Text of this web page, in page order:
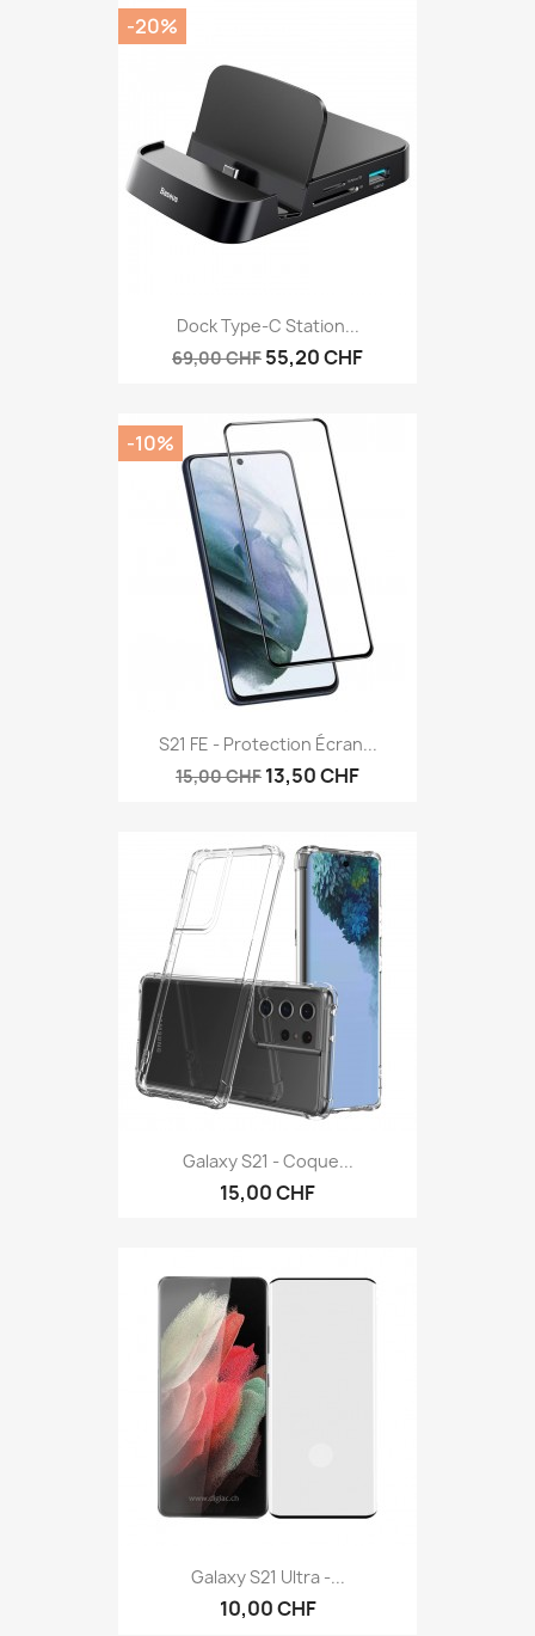
Dock Type-C Station...
69,00 CHF 55,20 CHF
-20%
S21 FE - Protection Écran...
15,00 CHF 13,50 CHF
-10%
Galaxy S21 - Coque...
15,00 CHF
Galaxy S21 Ultra -...
10,00 CHF